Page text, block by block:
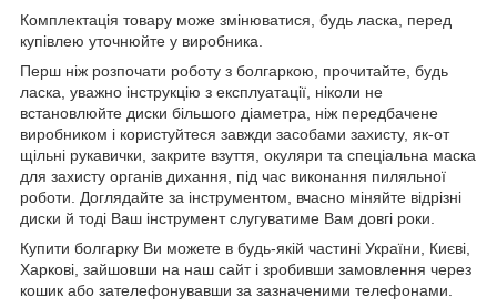
Комплектація товару може змінюватися, будь ласка, перед
купівлею уточнюйте у виробника.
Перш ніж розпочати роботу з болгаркою, прочитайте, будь
ласка, уважно інструкцію з експлуатації, ніколи не
встановлюйте диски більшого діаметра, ніж передбачене
виробником і користуйтеся завжди засобами захисту, як-от
щільні рукавички, закрите взуття, окуляри та спеціальна маска
для захисту органів дихання, під час виконання пиляльної
роботи. Доглядайте за інструментом, вчасно міняйте відрізні
диски й тоді Ваш інструмент слугуватиме Вам довгі роки.
Купити болгарку Ви можете в будь-якій частині України, Києві,
Харкові, зайшовши на наш сайт і зробивши замовлення через
кошик або зателефонувавши за зазначеними телефонами.